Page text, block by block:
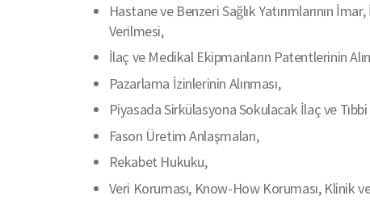
Hastane ve Benzeri Sağlık Yatırımlarının
Verilmesi,
İlaç ve Medikal Ekipmanların Patentlerinin
Pazarlama İzinlerinin Alınması,
Piyasada Sirkülasyona Sokulacak İlaç ve
Fason Üretim Anlaşmaları,
Rekabet Hukuku,
Veri Koruması, Know-How Koruması, Klinik